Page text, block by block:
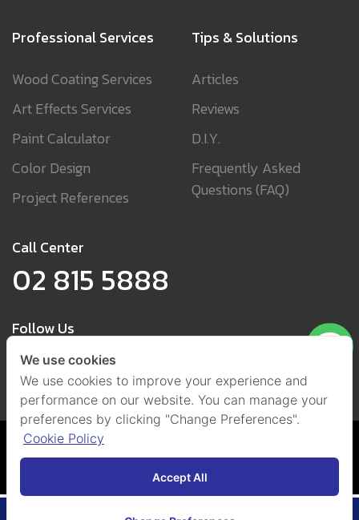
Professional Services
Wood Coating Services
Art Effects Services
Paint Calculator
Color Design
Project References
Tips & Solutions
Articles
Reviews
D.I.Y.
Frequently Asked
Questions (FAQ)
Call Center
02 815 5888
Follow Us
Cookies and Privacy Policy
We use cookies
We use cookies to improve your experience and
performance on our website. You can manage your
preferences by clicking "Change Preferences".
Cookie Policy
Accept All